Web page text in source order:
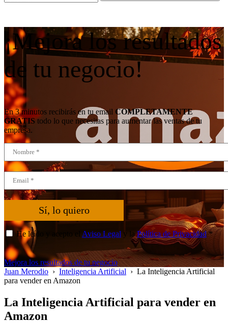
¡Mejora los resultados
de tu negocio!
En 3 minutos recibirás en tu email COMPLETAMENTE
GRATIStodo lo que necesitas para aumentar las ventas de tu
empresa.
Sí, lo quiero
He leído y acepto el Aviso Legal y laPolítica de Privacidad*
Mejora los resultados de tu negocio
Juan Merodio › Inteligencia Artificial › La Inteligencia Artificial
para vender en Amazon
La Inteligencia Artificial para vender en
Amazon